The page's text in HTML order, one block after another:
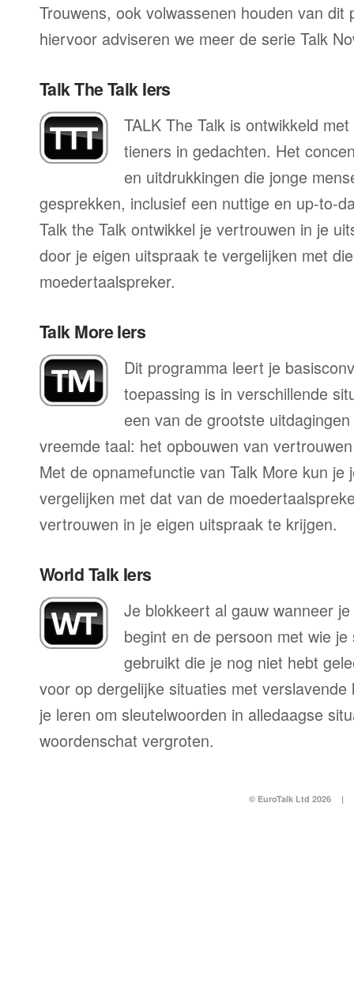
Trouwens, ook volwassenen houden van dit
hiervoor adviseren we meer de serie Talk
Talk The Talk Iers
TALK The Talk is ontwikkeld
tieners in gedachten. Het
en uitdrukkingen die jonge
gesprekken, inclusief een nuttige en up-to-
Talk the Talk ontwikkel je vertrouwen in je
door je eigen uitspraak te vergelijken met
moedertaalspreker.
Talk More Iers
Dit programma leert je
toepassing is in verschillende
een van de grootste
vreemde taal: het opbouwen van
Met de opnamefunctie van Talk More kun je
vergelijken met dat van de
vertrouwen in je eigen uitspraak te krijgen.
World Talk Iers
Je blokkeert al gauw wanneer
begint en de persoon met wie
gebruikt die je nog niet hebt
voor op dergelijke situaties met
je leren om sleutelwoorden in alledaagse
woordenschat vergroten.
© EuroTalk Ltd 2026 |